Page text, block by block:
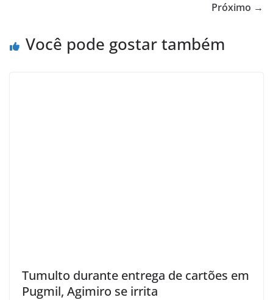
Próximo →
Você pode gostar também
Tumulto durante entrega de cartões em
Pugmil, Agimiro se irrita